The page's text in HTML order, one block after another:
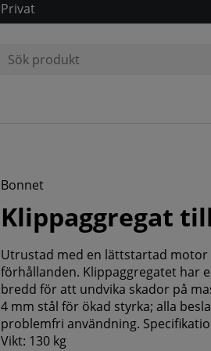
Privat
Bonnet
Klippaggregat
Utrustad med en lättstartad
förhållanden. Klippaggregatet har
bredd för att undvika skador på
4 mm stål för ökad styrka; alla
problemfri användning.
Vikt: 130 kg